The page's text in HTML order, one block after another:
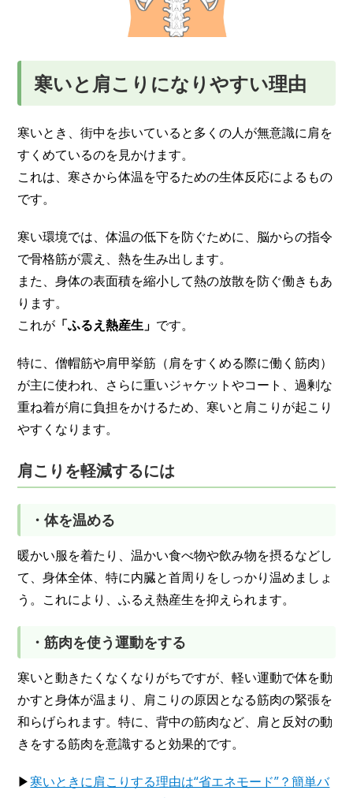
寒いと肩こりになりやすい理由
寒いとき、街中を歩いていると多くの人が無意識に肩を
すくめているのを見かけます。
これは、寒さから体温を守るための生体反応によるもの
です。
寒い環境では、体温の低下を防ぐために、脳からの指令
で骨格筋が震え、熱を生み出します。
また、身体の表面積を縮小して熱の放散を防ぐ働きもあ
ります。
これが 「ふるえ熱産生」 です。
特に、僧帽筋や肩甲挙筋（肩をすくめる際に働く筋肉）
が主に使われ、さらに重いジャケットやコート、過剰な
重ね着が肩に負担をかけるため、寒いと肩こりが起こり
やすくなります。
肩こりを軽減するには
・体を温める
暖かい服を着たり、温かい食べ物や飲み物を摂るなどし
て、身体全体、特に内臓と首周りをしっかり温めましょ
う。これにより、ふるえ熱産生を抑えられます。
・筋肉を使う運動をする
寒いと動きたくなくなりがちですが、軽い運動で体を動
かすと身体が温まり、肩こりの原因となる筋肉の緊張を
和らげられます。特に、背中の筋肉など、肩と反対の動
きをする筋肉を意識すると効果的です。
▶寒いときに肩こりする理由は“省エネモード”？簡単バ